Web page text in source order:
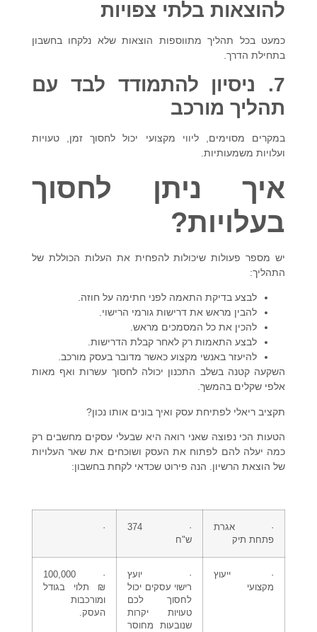
להוצאות בלתי צפויות
כמעט בכל תהליך מתווספות הוצאות שלא נלקחו בחשבון
בתחילת הדרך.
7. ניסיון להתמודד לבד עם
תהליך מורכב
במקרים מסוימים, ליווי מקצועי יכול לחסוך זמן, טעויות
ועלויות משמעותיות.
איך ניתן לחסוך
בעלויות?
יש מספר פעולות שיכולות להפחית את העלות הכוללת של
התהליך:
לבצע בדיקת התאמה לפני חתימה על חוזה.
להבין מראש את דרישות גורמי הרישוי.
להכין את כל המסמכים מראש.
לבצע התאמות רק לאחר קבלת הדרישות.
להיעזר באנשי מקצוע כאשר מדובר בעסק מורכב.
השקעה קטנה בשלב התכנון יכולה לחסוך עשרות ואף מאות
אלפי שקלים בהמשך.
תקציב ריאלי לפתיחת עסק ואיך בונים אותו נכון?
הטעות הכי נפוצה שאני רואה היא שבעלי עסקים מחשבים רק
כמה יעלה להם לפתוח את העסק ושוכחים את שאר העלויות
של הוצאת הרשיון. הנה פירוט שכדאי לקחת בחשבון:
· אגרת
פתחת תיק
· 374
ש"ח
·
· ייעוץ
מקצועי
· יועץ
רישוי עסקים יכול
לחסוך לכם
טעויות יקרות
שנובעות מחוסר
· 100,000
₪ תלוי בגודל
ומורכבות
העסק.